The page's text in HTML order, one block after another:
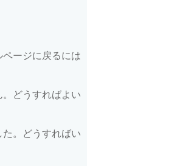
ージに戻るには
どうすればよい
。どうすればい